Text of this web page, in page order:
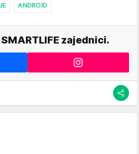
ANDROID
zajednici.